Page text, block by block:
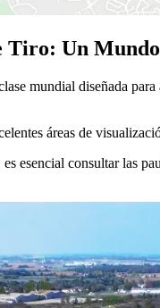
Tiro: Un
mundial diseñada
áreas de
esencial consultar las